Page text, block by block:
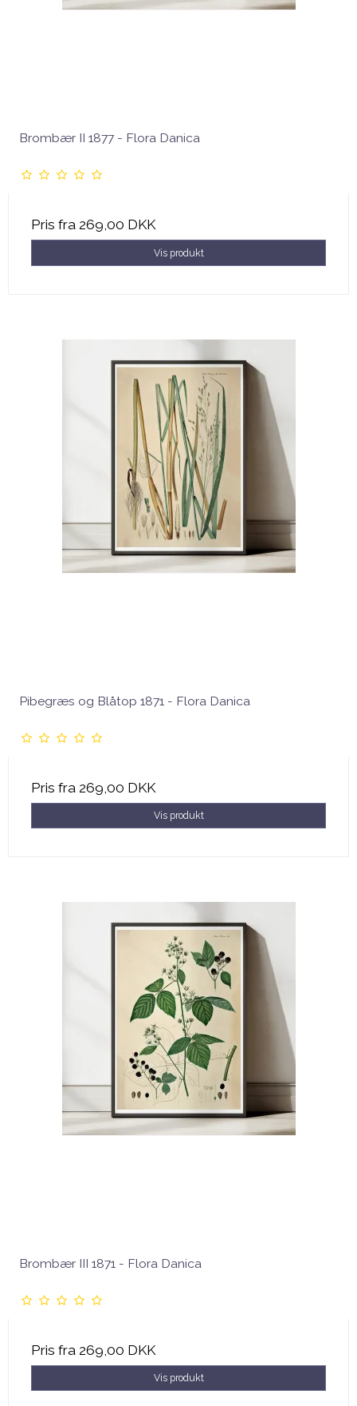
Brombær II 1877 - Flora Danica
Pris fra 269,00 DKK
Vis produkt
Pibegræs og Blåtop 1871 - Flora Danica
Pris fra 269,00 DKK
Vis produkt
Brombær III 1871 - Flora Danica
Pris fra 269,00 DKK
Vis produkt